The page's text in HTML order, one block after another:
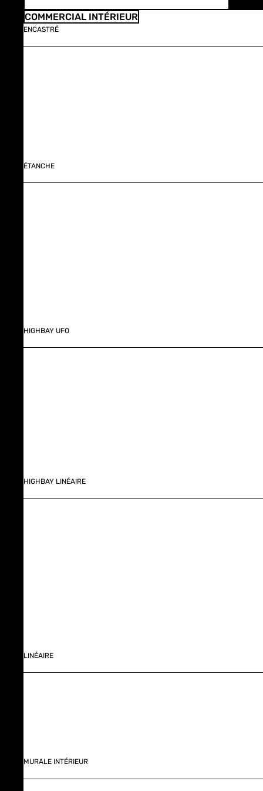
COMMERCIAL INTÉRIEUR
ENCASTRÉ
ÉTANCHE
HIGHBAY UFO
HIGHBAY LINÉAIRE
LINÉAIRE
MURALE INTÉRIEUR